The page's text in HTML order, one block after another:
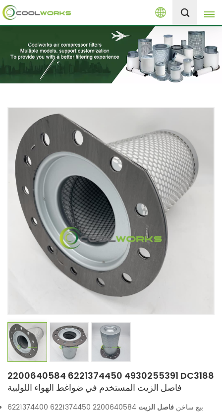
العربية
English
español
العربية
Melayu
+8613525046291
2200640584 6221374450 4930255391 DC3188
فاصل الزيت المستخدم في ضواغط الهواء اللولبية
بيع ساخن فاصل الزيت
2200640584 6221374450 6221374400